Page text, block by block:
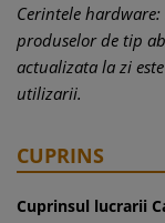
Cerintele hardware:
produselor de tip
actualizata la zi
utilizarii.
CUPRINS
Cuprinsul lucrarii